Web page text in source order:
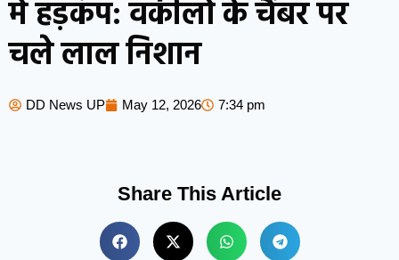
में हड़कंप: वकीलों के चैंबर पर
चले लाल निशान
DD News UP May 12, 2026 7:34 pm
Share This Article